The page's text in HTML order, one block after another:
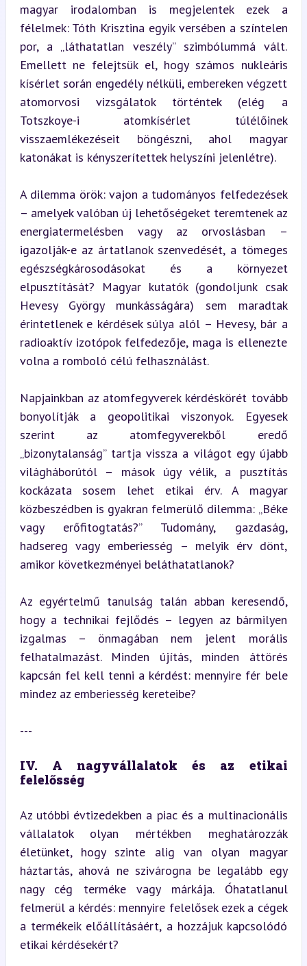
magyar irodalomban is megjelentek ezek a
félelmek: Tóth Krisztina egyik versében a színtelen
por, a „láthatatlan veszély” szimbólummá vált.
Emellett ne felejtsük el, hogy számos nukleáris
kísérlet során engedély nélküli, embereken végzett
atomorvosi vizsgálatok történtek (elég a
Totszkoye-i atomkísérlet túlélőinek
visszaemlékezéseit böngészni, ahol magyar
katonákat is kényszerítettek helyszíni jelenlétre).
A dilemma örök: vajon a tudományos felfedezések
– amelyek valóban új lehetőségeket teremtenek az
energiatermelésben vagy az orvoslásban –
igazolják-e az ártatlanok szenvedését, a tömeges
egészségkárosodásokat és a környezet
elpusztítását? Magyar kutatók (gondoljunk csak
Hevesy György munkásságára) sem maradtak
érintetlenek e kérdések súlya alól – Hevesy, bár a
radioaktív izotópok felfedezője, maga is ellenezte
volna a romboló célú felhasználást.
Napjainkban az atomfegyverek kérdéskörét tovább
bonyolítják a geopolitikai viszonyok. Egyesek
szerint az atomfegyverekből eredő
„bizonytalanság” tartja vissza a világot egy újabb
világháborútól – mások úgy vélik, a pusztítás
kockázata sosem lehet etikai érv. A magyar
közbeszédben is gyakran felmerülő dilemma: „Béke
vagy erőfitogtatás?” Tudomány, gazdaság,
hadsereg vagy emberiesség – melyik érv dönt,
amikor következményei beláthatatlanok?
Az egyértelmű tanulság talán abban keresendő,
hogy a technikai fejlődés – legyen az bármilyen
izgalmas – önmagában nem jelent morális
felhatalmazást. Minden újítás, minden áttörés
kapcsán fel kell tenni a kérdést: mennyire fér bele
mindez az emberiesség kereteibe?
---
IV. A nagyvállalatok és az etikai
felelősség
Az utóbbi évtizedekben a piac és a multinacionális
vállalatok olyan mértékben meghatározzák
életünket, hogy szinte alig van olyan magyar
háztartás, ahová ne szivárogna be legalább egy
nagy cég terméke vagy márkája. Óhatatlanul
felmerül a kérdés: mennyire felelősek ezek a cégek
a termékeik előállításáért, a hozzájuk kapcsolódó
etikai kérdésekért?